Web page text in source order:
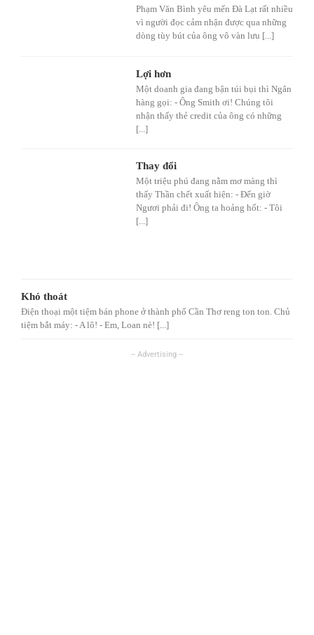
Phạm Văn Bình yêu mến Đà Lạt rất nhiều
vì người đọc cảm nhận được qua những
dòng tùy bút của ông vô vàn lưu [...]
Lợi hơn
Một doanh gia đang bận túi bụi thì Ngân
hàng gọi: - Ông Smith ơi! Chúng tôi
nhận thấy thẻ credit của ông có những
[...]
Thay đổi
Một triệu phú đang nằm mơ màng thì
thấy Thần chết xuất hiện: - Đến giờ
Ngươi phải đi! Ông ta hoảng hốt: - Tôi
[...]
Khó thoát
Điện thoại một tiệm bán phone ở thành phố Cần Thơ reng ton ton. Chủ
tiệm bắt máy: - A lô! - Em, Loan nè! [...]